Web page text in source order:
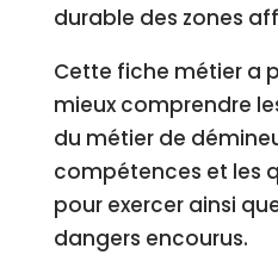
durable des zones
Cette fiche métier a
mieux comprendre
du métier de
compétences et les
pour exercer ainsi
dangers encourus.